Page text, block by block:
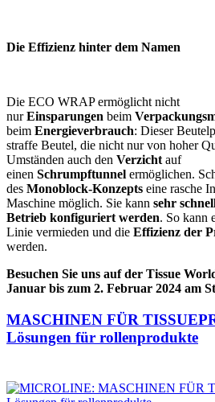
Die Effizienz hinter dem Namen
Die ECO WRAP ermöglicht nicht
nurEinsparungen beim
beim Energieverbrauch: Dieser
straffe Beutel, die nicht nur von hoher
Umständen auch den Verzicht auf
einen Schrumpftunnel ermöglichen.
des Monoblock-Konzepts eine rasche
Maschine möglich. Sie kann sehr
Betrieb konfiguriert werden. So kann
Linie vermieden und die Effizienz der
werden.
Besuchen Sie uns auf der Tissue
Januar bis zum 2. Februar 2024 am
MASCHINEN FÜR
Lösungen für rollenprodukte